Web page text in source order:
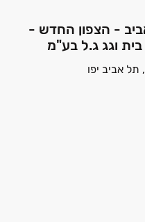
- הצפון החדש -
וגג ג.ל בע"מ